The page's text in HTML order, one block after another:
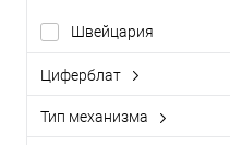
Швейцария
Циферблат
аналоговый (стрелки)
Тип механизма
кварцевый